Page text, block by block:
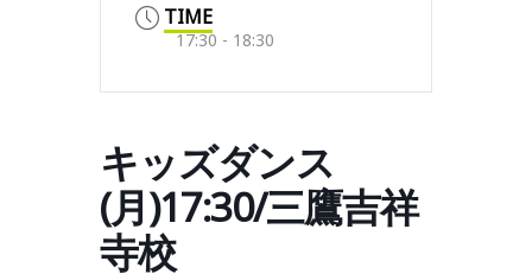
TIME
17:30 - 18:30
キッズダンス
(月)17:30/三鷹吉祥
寺校